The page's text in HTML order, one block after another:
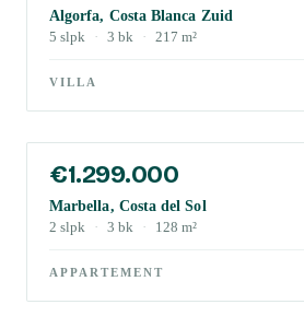
Algorfa, Costa Blanca Zuid
5 slpk · 3 bk · 217 m²
VILLA
€1.299.000
Marbella, Costa del Sol
2 slpk · 3 bk · 128 m²
APPARTEMENT